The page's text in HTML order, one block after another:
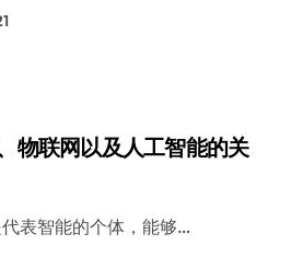
物联网以及人工智能的关
代表智能的个体，能够…